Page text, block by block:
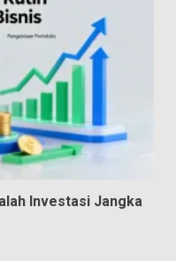
Investasi Jangka